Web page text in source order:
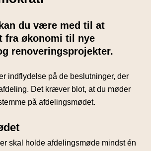
du være med til at
fra økonomi til nye
renoveringsprojekter.
indflydelse på de beslutninger, der
Det kræver blot, at du møder
på afdelingsmødet.
skal holde afdelingsmøde mindst én